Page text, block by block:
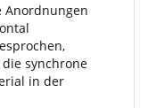
Anordnungen
synchrone
in der